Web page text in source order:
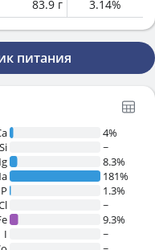
83.9 г 3.14%
питания
4%
Si
~
8.3%
181%
P
1.3%
~
9.3%
I
~